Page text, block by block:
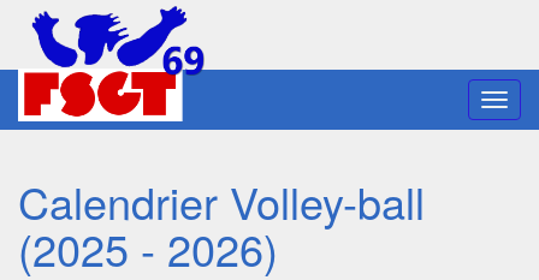
Calendrier Volley-ball
(2025 - 2026)